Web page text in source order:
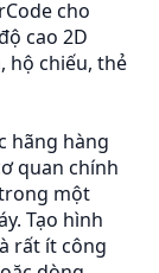
cho
cao 2D
hộ chiếu, thẻ
hãng hàng
quan chính
một
Tạo hình
rất ít công